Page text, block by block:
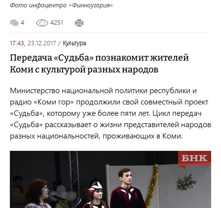
Фото инфоцентра «Финноугория»
4 4251
17:43, 23.12.2017 / культура
Передача «Судьба» познакомит жителей
Коми с культурой разных народов
Министерство национальной политики республики и
радио «Коми гор» продолжили свой совместный проект
«Судьба», которому уже более пяти лет. Цикл передач
«Судьба» рассказывает о жизни представителей народов
разных национальностей, проживающих в Коми.